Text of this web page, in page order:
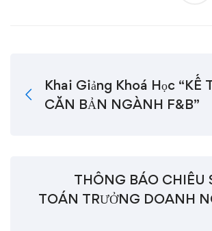
Khai Giảng Khoá Học “KẾ
CĂN BẢN NGÀNH F&B”
THÔNG BÁO CHIÊU
TOÁN TRƯỞNG DOANH